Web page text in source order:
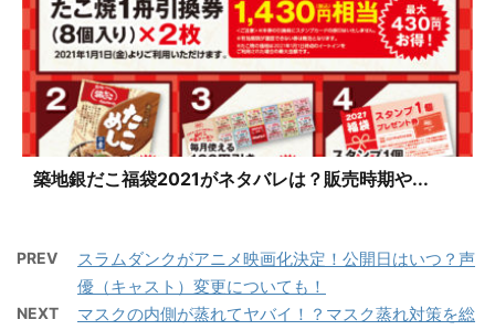
築地銀だこ福袋2021がネタバレは？販売時期や...
PREV
スラムダンクがアニメ映画化決定！公開日はいつ？声
優（キャスト）変更についても！
NEXT
マスクの内側が蒸れてヤバイ！？マスク蒸れ対策を総